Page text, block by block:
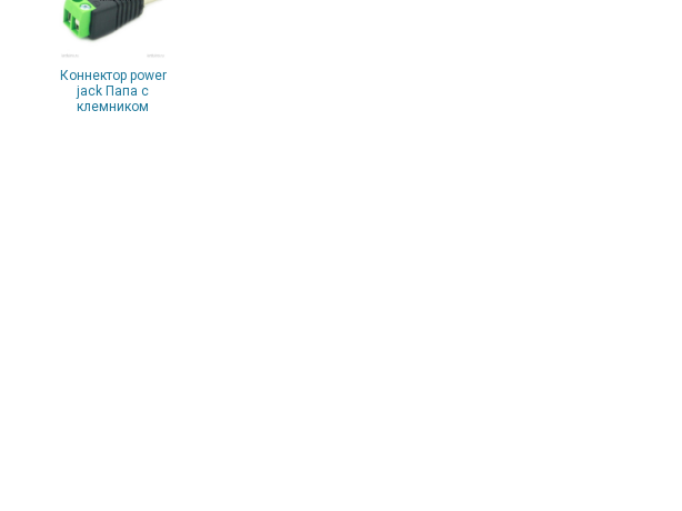
Коннектор power
jack Папа с
клемником